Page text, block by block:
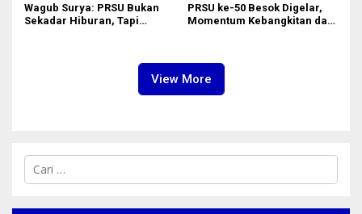
Wagub Surya: PRSU Bukan
Sekadar Hiburan, Tapi
PRSU ke-50 Besok Digelar,
Momentum Kebangkitan dan
View More
C
i